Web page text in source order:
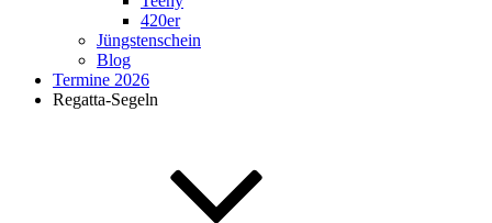
420er
Jüngstenschein
Blog
Termine 2026
Regatta-Segeln